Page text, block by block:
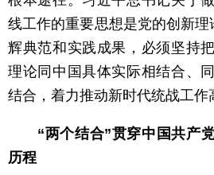
线工作的重要思想是党的创新理
辉典范和实践成果，必须坚持
理论同中国具体实际相结合、
结合，着力推动新时代统战工作
“两个结合”贯穿中国共产党
历程